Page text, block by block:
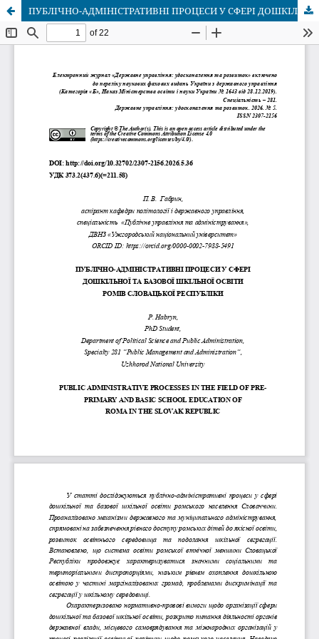
ПУБЛІЧНО-АДМІНІСТРАТИВНІ ПРОЦЕСИ У СФЕРІ ДОШКІЛЬНОЇ ТА БАЗОВОЇ ШКІЛЬНОЇ ОСВІТИ РОМІВ СЛОВАЦЬКОЇ РЕСПУБЛІКИ